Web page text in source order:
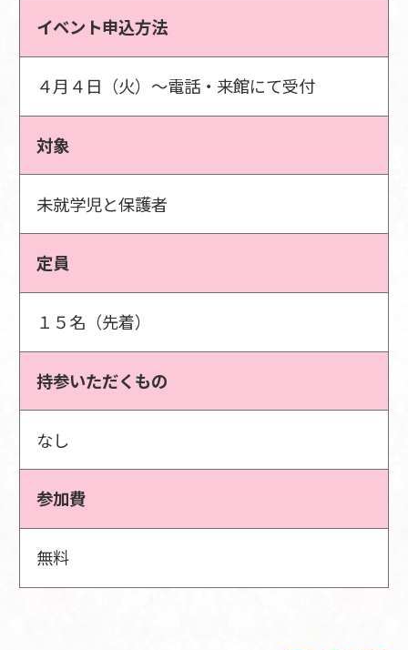
イベント申込方法
４月４日（火）～電話・来館にて受付
対象
未就学児と保護者
定員
１５名（先着）
持参いただくもの
なし
参加費
無料